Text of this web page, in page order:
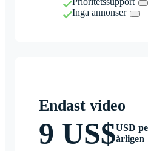
Inga annonser
Endast video
9 US$USD
årligen